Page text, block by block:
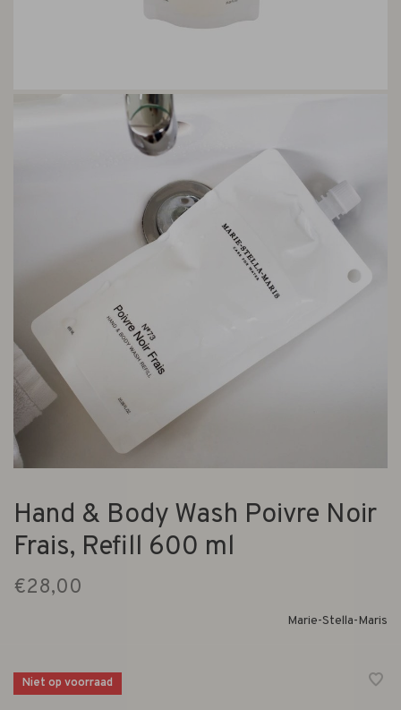
Hand & Body Wash Poivre Noir
Frais, Refill 600 ml
€28,00
Marie-Stella-Maris
Niet op voorraad